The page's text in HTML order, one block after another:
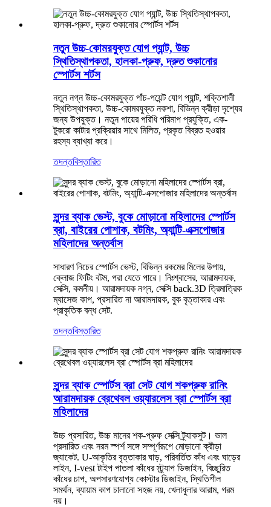
নতুন উচ্চ-কোমরযুক্ত যোগ প্যান্ট, উচ্চ
স্থিতিস্থাপকতা, হালকা-প্রুফ, দ্রুত শুকানোর
স্পোর্টস শর্টস
নতুন নগ্ন উচ্চ-কোমরযুক্ত পাঁচ-পয়েন্ট যোগ প্যান্ট, শক্তিশালী
স্থিতিস্থাপকতা, উচ্চ-কোমরযুক্ত নকশা, বিভিন্ন ক্রীড়া দৃশ্যের
জন্য উপযুক্ত। নতুন পায়ের পরিধি পরিমাপ প্রযুক্তি, এক-
টুকরো কাটার প্রক্রিয়ার সাথে মিলিত, প্রকৃত বিব্রত হওয়ার
রহস্য ব্যাখ্যা করে।
তদন্তবিস্তারিত
সুন্দর ব্যাক ভেস্ট, বুকে মোড়ানো মহিলাদের স্পোর্টস
ব্রা, বাইরের পোশাক, বটমিং, অ্যান্টি-এক্সপোজার
মহিলাদের অন্তর্বাস
সাধারণ নিচের স্পোর্টস ভেস্ট, বিভিন্ন রকমের মিলের উপায়,
ক্লোজ ফিটিং বটম, পরা যেতে পারে। নিঃশ্বাসের, আরামদায়ক,
সেক্সি, কমনীয়। আরামদায়ক নগ্ন, সেক্সি back.3D ত্রিমাত্রিক
ম্যাসেজ কাপ, প্রসারিত না আরামদায়ক, বুক বৃত্তাকার এবং
প্রাকৃতিক বন্ধ সেট.
তদন্তবিস্তারিত
সুন্দর ব্যাক স্পোর্টস ব্রা সেট যোগ শকপ্রুফ রানিং
আরামদায়ক ব্রেথেবল ওয়্যারলেস ব্রা স্পোর্টস ব্রা
মহিলাদের
উচ্চ প্রসারিত, উচ্চ মানের শক-প্রুফ সেক্সি ট্র্যাকসুট। ভাল
প্রসারিত এবং নরম স্পর্শ সঙ্গে সম্পূর্ণরূপে মোড়ানো ক্রীড়া
জ্যাকেট. U-আকৃতির বৃত্তাকার ঘাড়, পরিবর্তিত কাঁধ এবং ঘাড়ের
লাইন, I-vest টাইপ পাতলা কাঁধের স্ট্র্যাপ ডিজাইন, বিচ্ছুরিত
কাঁধের চাপ, অপসারণযোগ্য কোস্টার ডিজাইন, স্থিতিশীল
সমর্থন, ব্যায়াম কাপ চালানো সহজ নয়, খেলাধুলার আরাম, গরম
নয়।